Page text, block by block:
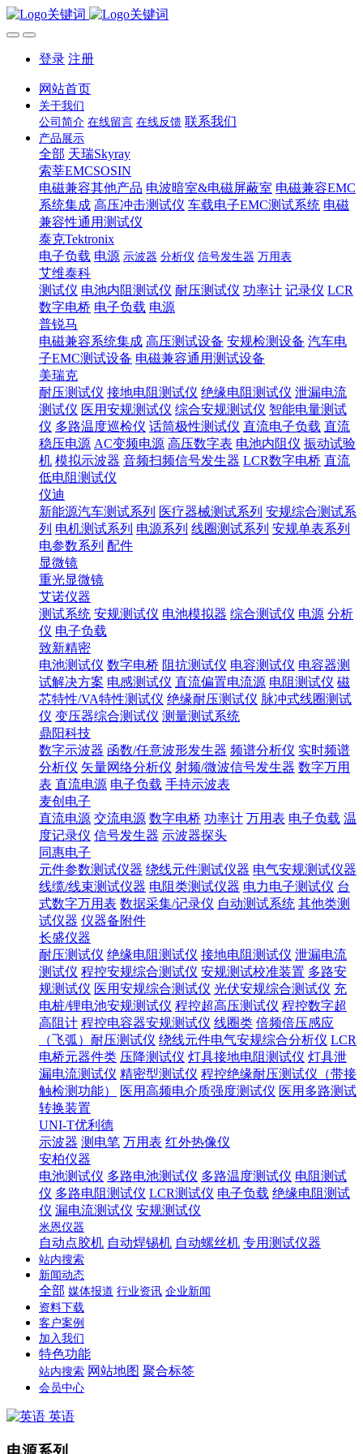
登录 注册
网站首页
关于我们
公司简介 在线留言 在线反馈 联系我们
产品展示
全部 天瑞Skyray
索莘EMCSOSIN
电磁兼容其他产品 电波暗室&电磁屏蔽室 电磁兼容EMC
系统集成 高压冲击测试仪 车载电子EMC测试系统 电磁
兼容性通用测试仪
泰克Tektronix
电子负载 电源 示波器 分析仪 信号发生器 万用表
艾维泰科
测试仪 电池内阻测试仪 耐压测试仪 功率计 记录仪 LCR
数字电桥 电子负载 电源
普锐马
电磁兼容系统集成 高压测试设备 安规检测设备 汽车电
子EMC测试设备 电磁兼容通用测试设备
美瑞克
耐压测试仪 接地电阻测试仪 绝缘电阻测试仪 泄漏电流
测试仪 医用安规测试仪 综合安规测试仪 智能电量测试
仪 多路温度巡检仪 话筒极性测试仪 直流电子负载 直流
稳压电源 AC变频电源 高压数字表 电池内阻仪 振动试验
机 模拟示波器 音频扫频信号发生器 LCR数字电桥 直流
低电阻测试仪
仪迪
新能源汽车测试系列 医疗器械测试系列 安规综合测试系
列 电机测试系列 电源系列 线圈测试系列 安规单表系列
电参数系列 配件
显微镜
重光显微镜
艾诺仪器
测试系统 安规测试仪 电池模拟器 综合测试仪 电源 分析
仪 电子负载
致新精密
电池测试仪 数字电桥 阻抗测试仪 电容测试仪 电容器测
试解决方案 电感测试仪 直流偏置电流源 电阻测试仪 磁
芯特性/VA特性测试仪 绝缘耐压测试仪 脉冲式线圈测试
仪 变压器综合测试仪 测量测试系统
鼎阳科技
数字示波器 函数/任意波形发生器 频谱分析仪 实时频谱
分析仪 矢量网络分析仪 射频/微波信号发生器 数字万用
表 直流电源 电子负载 手持示波表
麦创电子
直流电源 交流电源 数字电桥 功率计 万用表 电子负载 温
度记录仪 信号发生器 示波器探头
同惠电子
元件参数测试仪器 绕线元件测试仪器 电气安规测试仪器
线缆/线束测试仪器 电阻类测试仪器 电力电子测试仪 台
式数字万用表 数据采集/记录仪 自动测试系统 其他类测
试仪器 仪器备附件
长盛仪器
耐压测试仪 绝缘电阻测试仪 接地电阻测试仪 泄漏电流
测试仪 程控安规综合测试仪 安规测试校准装置 多路安
规测试仪 医用安规综合测试仪 光伏安规综合测试仪 充
电桩/锂电池安规测试仪 程控超高压测试仪 程控数字超
高阻计 程控电容器安规测试仪 线圈类 倍频倍压感应
（飞弧）耐压测试仪 绕线元件电气安规综合分析仪 LCR
电桥元器件类 压降测试仪 灯具接地电阻测试仪 灯具泄
漏电流测试仪 精密型测试仪 程控绝缘耐压测试仪（带接
触检测功能）
医用高频电介质强度测试仪 医用多路测试
转换装置
UNI-T优利德
示波器 测电笔 万用表 红外热像仪
安柏仪器
电池测试仪 多路电池测试仪 多路温度测试仪 电阻测试
仪 多路电阻测试仪 LCR测试仪 电子负载 绝缘电阻测试
仪 漏电流测试仪 安规测试仪
米恩仪器
自动点胶机 自动焊锡机 自动螺丝机 专用测试仪器
站内搜索
新闻动态
全部 媒体报道 行业资讯 企业新闻
资料下载
客户案例
加入我们
特色功能
站内搜索 网站地图 聚合标签
会员中心
英语